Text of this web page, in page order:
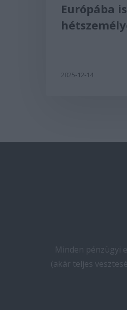
Európába
2025-12-14
Minden pénzügyi
(akár teljes